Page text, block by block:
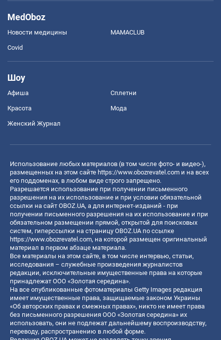
MedOboz
Новости медицины MAMACLUB
Covid
Шоу
Афиша Сплетни
Красота Мода
Женский Журнал
Использование любых материалов (в том числе фото- и видео-),
размещенных на этом сайте https://www.obozrevatel.com и на всех
его поддоменах, в любом виде строго запрещено.
Разрешается использование при получении письменного
разрешения на их использование и при условии обязательной
ссылки на сайт OBOZ.UA, а для интернет-изданий - при
получении письменного разрешения на их использование и при
обязательном размещении прямой, открытой для поисковых
систем, гиперссылки на страницу OBOZ.UA по ссылке
https://www.obozrevatel.com, на которой размещен оригинальный
материал в первом абзаце материала.
Все материалы на этом сайте, в том числе интервью, статьи,
исследования – служебные произведения журналистов
редакции, исключительные имущественные права на которые
принадлежат ООО «Золотая середина».
На все опубликованные фотоматериалы Getty Images редакция
имеет имущественные права, защищаемые законом Украины
«Об авторских правах и смежных правах», никто не имеет права
без письменного разрешения ООО «Золотая середина» их
использовать, они не подлежат дальнейшему воспроизводству,
переводу, распространению в любой форме.